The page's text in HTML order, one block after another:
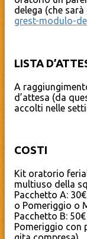
delega (che
grest-modulo-
LISTA
A
d’attesa (da
accolti nelle
COSTI
Kit oratorio
multiuso della
Pacchetto A:
o Pomeriggio o
Pacchetto B:
Pomeriggio con